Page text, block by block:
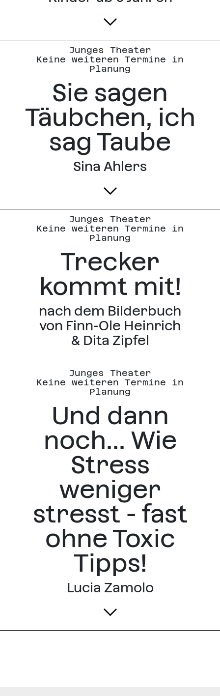
Keine weiteren Termine in
Planung
Junges Theater
Sie sagen
Täubchen, ich
sag Taube
Sina Ahlers
Keine weiteren Termine in
Planung
Junges Theater
Trecker
kommt mit!
nach dem Bilderbuch
von Finn-Ole Heinrich
& Dita Zipfel
Keine weiteren Termine in
Planung
Junges Theater
Und dann
noch... Wie
Stress
weniger
stresst - fast
ohne Toxic
Tipps!
Lucia Zamolo